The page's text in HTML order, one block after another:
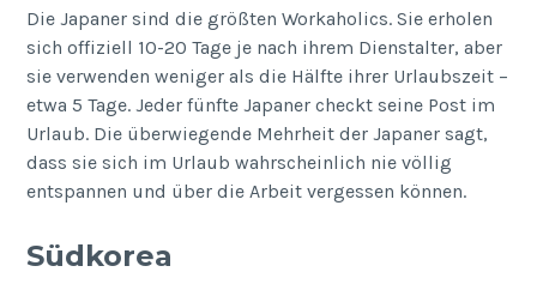
Die Japaner sind die größten Workaholics. Sie erholen
sich offiziell 10-20 Tage je nach ihrem Dienstalter, aber
sie verwenden weniger als die Hälfte ihrer Urlaubszeit –
etwa 5 Tage. Jeder fünfte Japaner checkt seine Post im
Urlaub. Die überwiegende Mehrheit der Japaner sagt,
dass sie sich im Urlaub wahrscheinlich nie völlig
entspannen und über die Arbeit vergessen können.
Südkorea